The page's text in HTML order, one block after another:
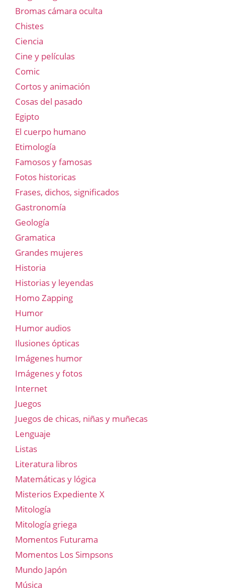
Bromas cámara oculta
Chistes
Ciencia
Cine y películas
Comic
Cortos y animación
Cosas del pasado
Egipto
El cuerpo humano
Etimología
Famosos y famosas
Fotos historicas
Frases, dichos, significados
Gastronomía
Geología
Gramatica
Grandes mujeres
Historia
Historias y leyendas
Homo Zapping
Humor
Humor audios
Ilusiones ópticas
Imágenes humor
Imágenes y fotos
Internet
Juegos
Juegos de chicas, niñas y muñecas
Lenguaje
Listas
Literatura libros
Matemáticas y lógica
Misterios Expediente X
Mitología
Mitología griega
Momentos Futurama
Momentos Los Simpsons
Mundo Japón
Música